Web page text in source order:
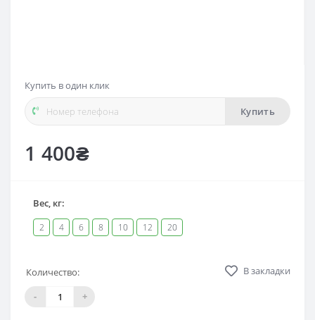
1 400₴
Купить в один клик
Купить
Вес, кг:
2 4 6 8 10 12 20
Количество:
-
+
В закладки